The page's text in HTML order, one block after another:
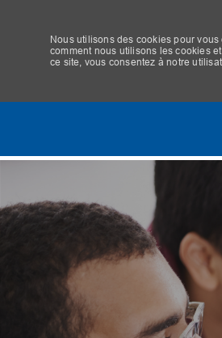
Nous utilisons des cookies pour
comment nous utilisons les cookies
ce site, vous consentez à notre